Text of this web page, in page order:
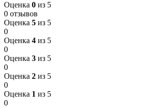
Оценка 0 из 5
0 отзывов
Оценка 5 из 5
0
Оценка 4 из 5
0
Оценка 3 из 5
0
Оценка 2 из 5
0
Оценка 1 из 5
0